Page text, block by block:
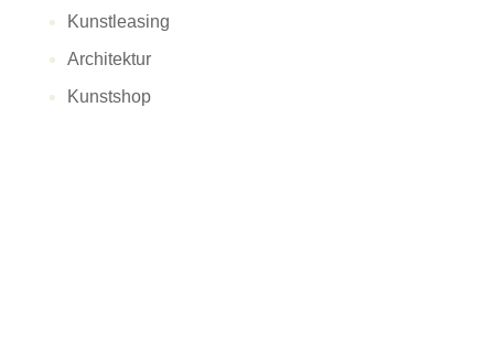
Kunstleasing
Architektur
Kunstshop